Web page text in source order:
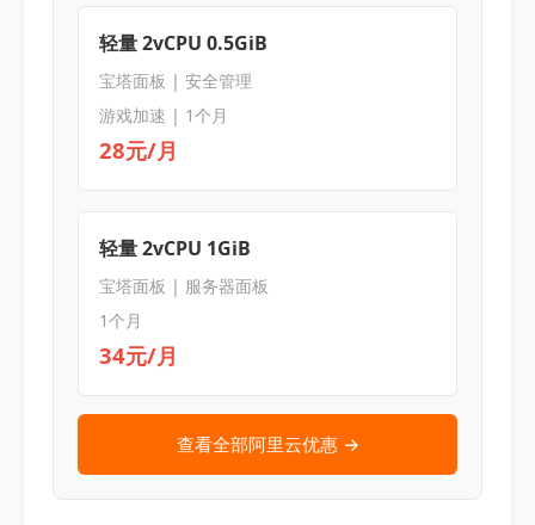
轻量 2vCPU 0.5GiB
宝塔面板 | 安全管理
游戏加速 | 1个月
28元/月
轻量 2vCPU 1GiB
宝塔面板 | 服务器面板
1个月
34元/月
查看全部阿里云优惠 →